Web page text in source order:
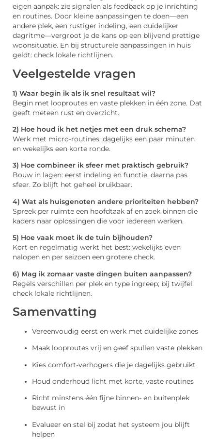
eigen aanpak: zie signalen als feedback op je inrichting
en routines. Door kleine aanpassingen te doen—een
andere plek, een rustiger indeling, een duidelijker
dagritme—vergroot je de kans op een blijvend prettige
woonsituatie. En bij structurele aanpassingen in huis
geldt: check lokale richtlijnen.
Veelgestelde vragen
1) Waar begin ik als ik snel resultaat wil?
Begin met looproutes en vaste plekken in één zone. Dat
geeft meteen rust en overzicht.
2) Hoe houd ik het netjes met een druk schema?
Werk met micro-routines: dagelijks een paar minuten
en wekelijks een korte ronde.
3) Hoe combineer ik sfeer met praktisch gebruik?
Bouw in lagen: eerst indeling en functie, daarna pas
sfeer. Zo blijft het geheel bruikbaar.
4) Wat als huisgenoten andere prioriteiten hebben?
Spreek per ruimte een hoofdtaak af en zoek binnen die
kaders naar oplossingen die voor iedereen werken.
5) Hoe vaak moet ik de tuin bijhouden?
Kort en regelmatig werkt het best: wekelijks even
nalopen en per seizoen een grotere check.
6) Mag ik zomaar vaste dingen buiten aanpassen?
Regels verschillen per plek en type ingreep; bij twijfel:
check lokale richtlijnen.
Samenvatting
Vereenvoudig eerst en werk met duidelijke zones
Maak looproutes vrij en geef spullen vaste plekken
Kies comfort-verhogers die je dagelijks gebruikt
Houd onderhoud licht met korte, vaste routines
Richt minstens één fijne binnen- en buitenplek
bewust in
Evalueer en stel bij zodat het systeem jou blijft
helpen